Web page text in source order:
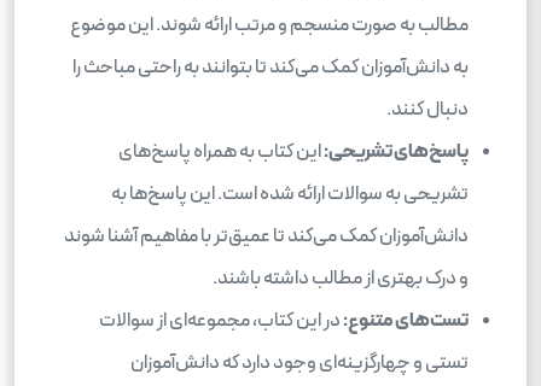
مطالب به صورت منسجم و مرتب ارائه شوند. این موضوع
به دانش‌آموزان کمک می‌کند تا بتوانند به راحتی مباحث را
دنبال کنند.
پاسخ‌های تشریحی:این کتاب به همراه پاسخ‌های
تشریحی به سوالات ارائه شده است. این پاسخ‌ها به
دانش‌آموزان کمک می‌کند تا عمیق‌تر با مفاهیم آشنا شوند
و درک بهتری از مطالب داشته باشند.
تست‌های متنوع:در این کتاب، مجموعه‌ای از سوالات
تستی و چهارگزینه‌ای وجود دارد که دانش‌آموزان